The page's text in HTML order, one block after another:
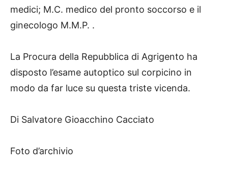
medici; M.C. medico del pronto soccorso e il
ginecologo M.M.P. .
La Procura della Repubblica di Agrigento ha
disposto l’esame autoptico sul corpicino in
modo da far luce su questa triste vicenda.
Di Salvatore Gioacchino Cacciato
Foto d’archivio